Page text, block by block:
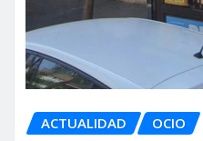
ACTUALIDAD OCIO